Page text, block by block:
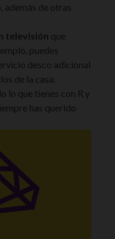
además de otras
televisión que
puedes
desco adicional
de la casa.
lo que tienes con R y
has querido